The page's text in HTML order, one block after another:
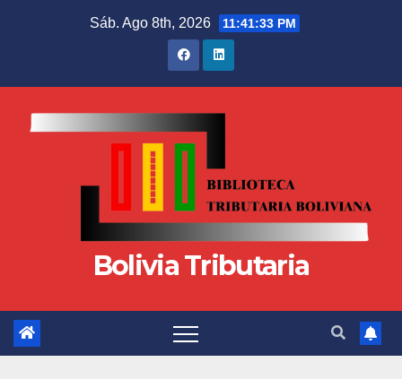
Sáb. Ago 8th, 2026 11:41:33 PM
Bolivia Tributaria